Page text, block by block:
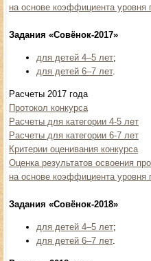
на основе коэффициента уровня
Задания «Совёнок-2017»
для детей 4–5 лет;
для детей 6–7 лет.
Расчеты 2017 года
Протокол конкурса
Расчеты для категории 4-5 лет
Расчеты для категории 6-7 лет
Критерии оценивания конкурса
Оценка результатов освоения
на основе коэффициента уровня
Задания «Совёнок-2018»
для детей 4–5 лет;
для детей 6–7 лет.